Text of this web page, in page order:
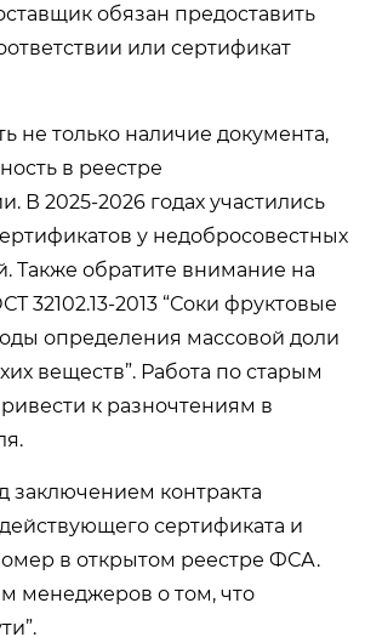
обязан предоставить
или сертификат
не только наличие документа,
в реестре
В 2025-2026 годах участились
у недобросовестных
Также обратите внимание на
32102.13-2013 “Соки фруктовые
определения массовой доли
веществ”. Работа по старым
к разночтениям в
заключением контракта
сертификата и
в открытом реестре ФСА.
менеджеров о том, что